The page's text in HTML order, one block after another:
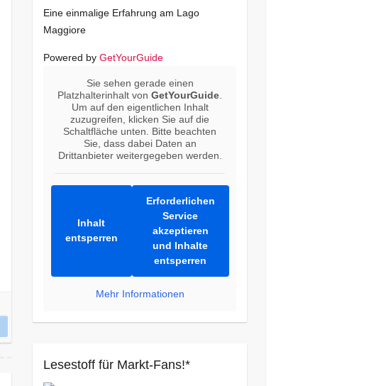
Eine einmalige Erfahrung am Lago
Maggiore
Powered by GetYourGuide
Sie sehen gerade einen
Platzhalterinhalt vonGetYourGuide
Um auf den eigentlichen Inhalt
zuzugreifen, klicken Sie auf die
Schaltfläche unten. Bitte beachten
Sie, dass dabei Daten an
Drittanbieter weitergegeben werden.
Inhalt
entsperren
Erforderlichen
Service
akzeptieren
und Inhalte
entsperren
Mehr Informationen
Lesestoff für Markt-Fans!*